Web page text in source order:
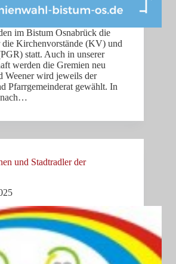
im Bistum Osnabrück die
Kirchenvorstände (KV) und
statt. Auch in unserer
werden die Gremien neu
Weener wird jeweils der
Pfarrgemeinderat gewählt. In
und Stadtradler der